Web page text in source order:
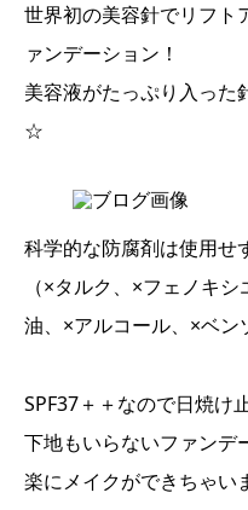
世界初の美容針でリフト
ァンデーション！
美容液がたっぷり入った
☆
科学的な防腐剤は使用せ
（×タルク、×フェノキ
油、×アルコール、×ベン
SPF37＋＋なので日焼
下地もいらないファンデ
楽にメイクができちゃい